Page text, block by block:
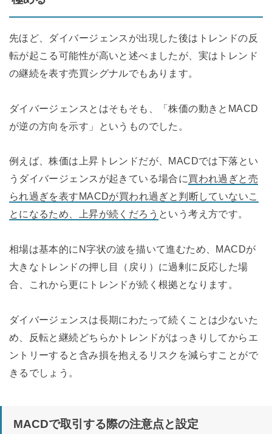
先ほど、ダイバージェンスが出現した後はトレンドの反
転が起こる可能性が高いと述べましたが、実はトレンド
の継続を表す売買シグナルでもあります。
ダイバージェンスとはそもそも、「株価の動きとMACD
が逆の方向を示す」というものでした。
例えば、株価は上昇トレンドだが、MACDでは下落とい
うダイバージェンスが起きている場合に買われ過ぎと売
られ過ぎを表すMACDが買われ過ぎと判断していないこ
とになるため、上昇が続くだろう という考え方です。
相場は基本的にN字状の波を描いて進むため、MACDが
大きなトレンドの押し目（戻り）に過剰に反応した場
合、これから更にトレンドが続く根拠となります。
ダイバージェンスは長期にわたって続くことは少ないた
め、反転と継続どちらかトレンドがはっきりしてからエ
ントリーすると含み損を抱えるリスクを減らすことがで
きるでしょう。
MACDで取引する際の注意点と設定